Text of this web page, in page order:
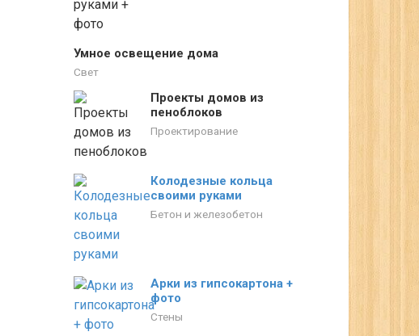
Умное освещение дома
Свет
Проекты домов из
пеноблоков
Проектирование
Колодезные кольца
своими руками
Бетон и железобетон
Арки из гипсокартона +
фото
Стены